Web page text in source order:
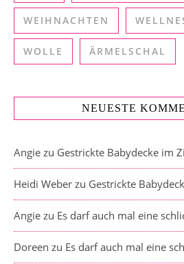
WEIHNACHTEN
WOLLE ÄRMELSCHAL
NEUESTE
Angie zu Gestrickte Babydecke im
Heidi Weber zu Gestrickte
Angie zu Es darf auch mal eine
Doreen zu Es darf auch mal eine